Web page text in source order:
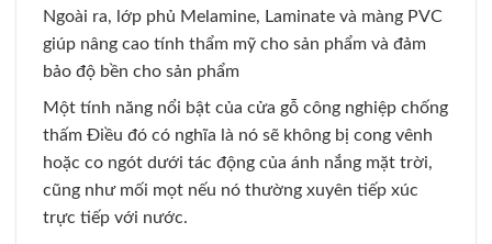
Ngoài ra, lớp phủ Melamine, Laminate và màng PVC
giúp nâng cao tính thẩm mỹ cho sản phẩm và đảm
bảo độ bền cho sản phẩm
Một tính năng nổi bật của cửa gỗ công nghiệp chống
thấm Điều đó có nghĩa là nó sẽ không bị cong vênh
hoặc co ngót dưới tác động của ánh nắng mặt trời,
cũng như mối mọt nếu nó thường xuyên tiếp xúc
trực tiếp với nước.